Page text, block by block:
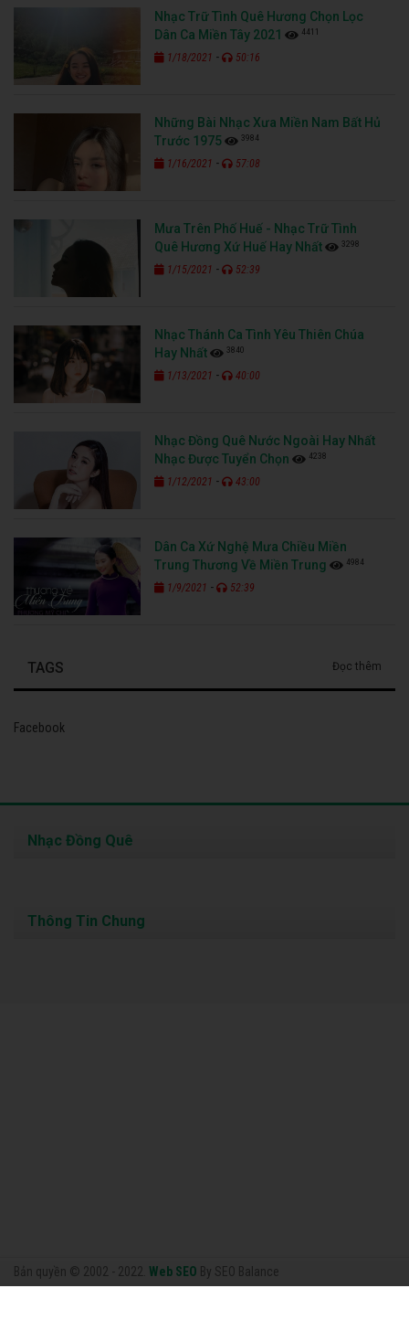
Nhạc Trữ Tình Quê Hương Chọn Lọc
Dân Ca Miền Tây 2021
4411
1/18/2021 - 50:16
Những Bài Nhạc Xưa Miền Nam Bất Hủ
Trước 1975
3984
1/16/2021 - 57:08
Mưa Trên Phố Huế - Nhạc Trữ Tình
Quê Hương Xứ Huế Hay Nhất
3298
1/15/2021 - 52:39
Nhạc Thánh Ca Tình Yêu Thiên Chúa
Hay Nhất
3840
1/13/2021 - 40:00
Nhạc Đồng Quê Nước Ngoài Hay Nhất
Nhạc Được Tuyển Chọn
4238
1/12/2021 - 43:00
Dân Ca Xứ Nghệ Mưa Chiều Miền
Trung Thương Về Miền Trung
4984
1/9/2021 - 52:39
TAGS Đọc thêm
Facebook
Bản quyền © 2002 - 2022. Web SEO By SEO Balance
Nhạc Đồng Quê
Thông Tin Chung